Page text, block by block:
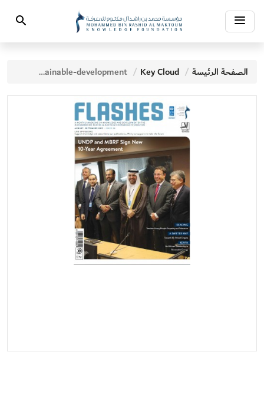
Toggle
navigation
Search
الصفحة الرئيسة Key Cloud
sustainable-development